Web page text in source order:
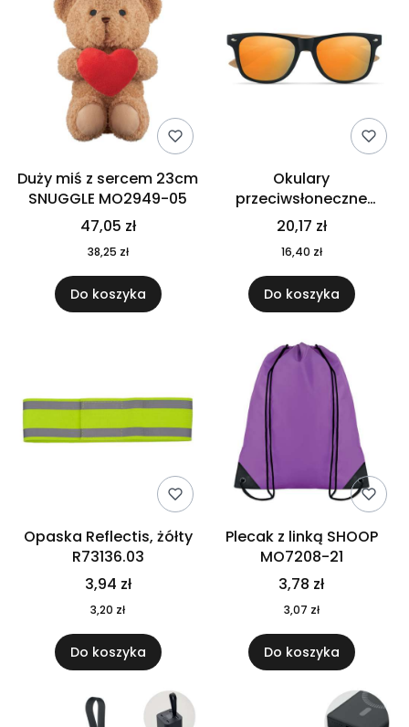
Duży miś z sercem 23cm
SNUGGLE MO2949-05
47,05 zł
38,25 zł
Do koszyka
Okulary
przeciwsłoneczne
CALIFORNIA TOUCH
MO9617-10
20,17 zł
16,40 zł
Do koszyka
Opaska Reflectis, żółty
R73136.03
3,94 zł
3,20 zł
Do koszyka
Plecak z linką SHOOP
MO7208-21
3,78 zł
3,07 zł
Do koszyka